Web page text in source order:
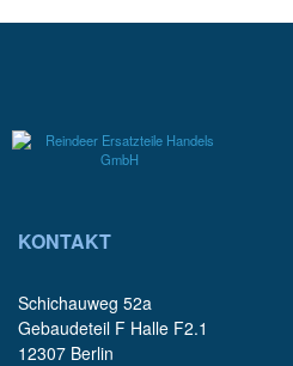
KONTAKT
Schichauweg 52a
Gebaudeteil F Halle F2.1
12307 Berlin